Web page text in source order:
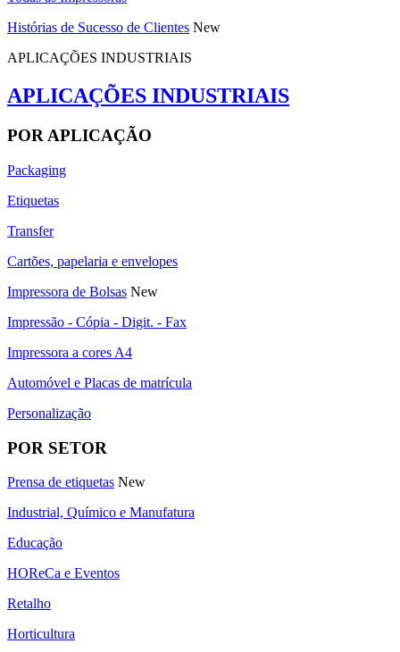
Histórias de Sucesso de Clientes New
APLICAÇÕES INDUSTRIAIS
APLICAÇÕES INDUSTRIAIS
POR APLICAÇÃO
Packaging
Etiquetas
Transfer
Cartões, papelaria e envelopes
Impressora de Bolsas New
Impressão - Cópia - Digit. - Fax
Impressora a cores A4
Automóvel e Placas de matrícula
Personalização
POR SETOR
Prensa de etiquetas New
Industrial, Químico e Manufatura
Educação
HOReCa e Eventos
Retalho
Horticultura